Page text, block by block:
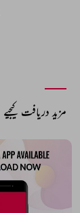
مزید دریافت کیجیے